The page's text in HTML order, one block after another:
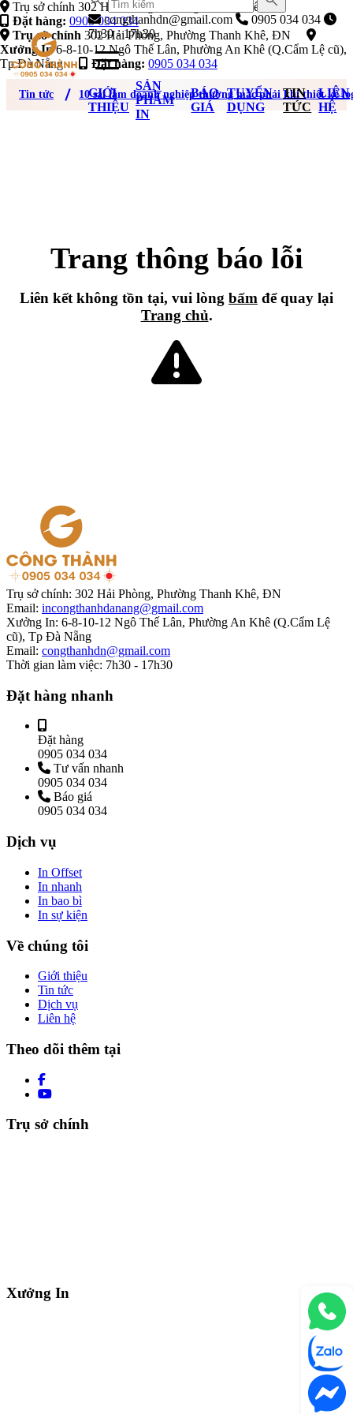
Trụ sở chính 302 Hải Phòng, Phường Thanh Khê, ĐN
Đặt hàng: 0905 034 034
Trụ sở chính 302 Hải Phòng, Phường Thanh Khê, ĐN
Xưởng In6-8-10-12 Ngô Thế Lân, Phường An Khê (Q.Cẩm Lệ cũ),
Tp Đà Nẵng
Đặt hàng: 0905 034 034
congthanhdn@gmail.com
0905 034 034
7h30 - 17h30
GIỚI
THIỆU
SẢN
PHẨM
IN
BÁO
GIÁ
TUYỂN
DỤNG
TIN
TỨC
LIÊN
HỆ
Tin tức 10 sai lầm doanh nghiệp thường mắc phải khi thiết kế
Trang thông báo lỗi
Liên kết không tồn tại, vui lòng bấm để quay lại
Trang chủ.
Trụ sở chính: 302 Hải Phòng, Phường Thanh Khê, ĐN
Email: incongthanhdanang@gmail.com
Xưởng In: 6-8-10-12 Ngô Thế Lân, Phường An Khê (Q.Cẩm Lệ
cũ), Tp Đà Nẵng
Email: congthanhdn@gmail.com
Thời gian làm việc: 7h30 - 17h30
Đặt hàng nhanh
Đặt hàng
0905 034 034
Tư vấn nhanh
0905 034 034
Báo giá
0905 034 034
Dịch vụ
In Offset
In nhanh
In bao bì
In sự kiện
Về chúng tôi
Giới thiệu
Tin tức
Dịch vụ
Liên hệ
Theo dõi thêm tại
Trụ sở chính
Xưởng In